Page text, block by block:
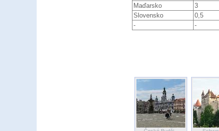
Maďarsko
3
Slovensko
0,5
-
-